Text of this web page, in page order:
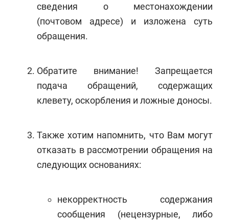
сведения о местонахождении
(почтовом адресе) и изложена суть
обращения.
Обратите внимание! Запрещается
подача обращений, содержащих
клевету, оскорбления и ложные доносы.
Также хотим напомнить, что Вам могут
отказать в рассмотрении обращения на
следующих основаниях:
некорректность содержания
сообщения (нецензурные, либо